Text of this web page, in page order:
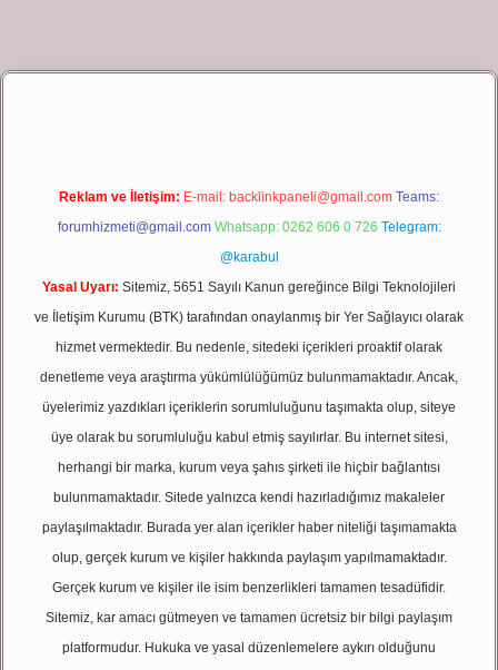
giriş
Reklam ve İletişim: E-mail: backlinkpaneli@gmail.com Teams:
forumhizmeti@gmail.com Whatsapp: 0262 606 0 726 Telegram:
@karabul
Yasal Uyarı: Sitemiz, 5651 Sayılı Kanun gereğince Bilgi Teknolojileri
ve İletişim Kurumu (BTK) tarafından onaylanmış bir Yer Sağlayıcı olarak
hizmet vermektedir. Bu nedenle, sitedeki içerikleri proaktif olarak
denetleme veya araştırma yükümlülüğümüz bulunmamaktadır. Ancak,
üyelerimiz yazdıkları içeriklerin sorumluluğunu taşımakta olup, siteye
üye olarak bu sorumluluğu kabul etmiş sayılırlar. Bu internet sitesi,
herhangi bir marka, kurum veya şahıs şirketi ile hiçbir bağlantısı
bulunmamaktadır. Sitede yalnızca kendi hazırladığımız makaleler
paylaşılmaktadır. Burada yer alan içerikler haber niteliği taşımamakta
olup, gerçek kurum ve kişiler hakkında paylaşım yapılmamaktadır.
Gerçek kurum ve kişiler ile isim benzerlikleri tamamen tesadüfidir.
Sitemiz, kar amacı gütmeyen ve tamamen ücretsiz bir bilgi paylaşım
platformudur. Hukuka ve yasal düzenlemelere aykırı olduğunu